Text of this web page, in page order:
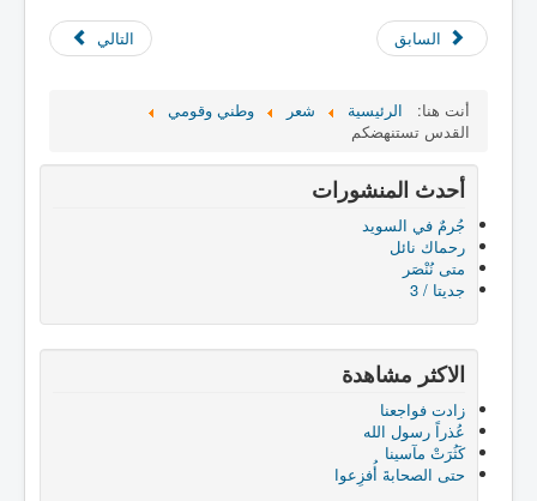
السابق التالي
أنت هنا: الرئيسية شعر
وطني وقومي
القدس تستنهضكم
أحدث المنشورات
جُرمٌ في السويد
رحماك نائل
متى نُنْصَر
جديتا / 3
الاكثر مشاهدة
زادت فواجعنا
عُذراً رسول الله
كَثُرَتْ مآسينا
حتى الصحابةَ أُفزِعوا